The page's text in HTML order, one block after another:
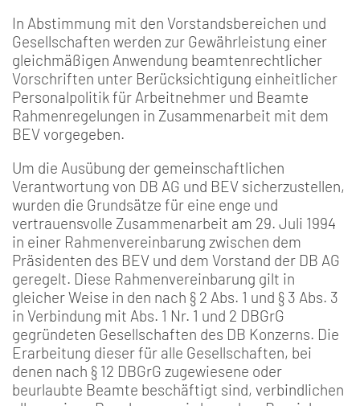
In Abstimmung mit den Vorstandsbereichen und
Gesellschaften werden zur Gewährleistung einer
gleichmäßigen Anwendung beamtenrechtlicher
Vorschriften unter Berücksichtigung einheitlicher
Personalpolitik für Arbeitnehmer und Beamte
Rahmenregelungen in Zusammenarbeit mit dem
BEV vorgegeben.
Um die Ausübung der gemeinschaftlichen
Verantwortung von DB AG und BEV sicherzustellen,
wurden die Grundsätze für eine enge und
vertrauensvolle Zusammenarbeit am 29. Juli 1994
in einer Rahmenvereinbarung zwischen dem
Präsidenten des BEV und dem Vorstand der DB AG
geregelt. Diese Rahmenvereinbarung gilt in
gleicher Weise in den nach § 2 Abs. 1 und § 3 Abs. 3
in Verbindung mit Abs. 1 Nr. 1 und 2 DBGrG
gegründeten Gesellschaften des DB Konzerns. Die
Erarbeitung dieser für alle Gesellschaften, bei
denen nach § 12 DBGrG zugewiesene oder
beurlaubte Beamte beschäftigt sind, verbindlichen